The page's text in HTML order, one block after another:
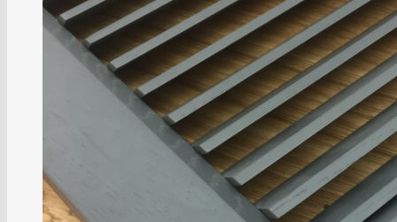
Коллекция PRIMA
Коллекция TWAIN